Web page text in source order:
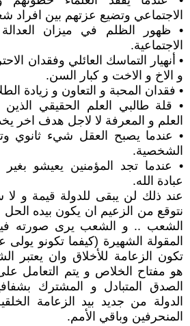
الاجتماعي وتضيع عزتهم بين افراد
• ظهور الظلم في ميزان
الاجتماعية.
• أنهيار التماسك العائلي وفقدان
و الاخ و الاخت و كبار السن.
• فقدان المحبة و التعاون و زيادة
• قلة طالبي العلم الحقيقي الذين
العلم و المعرفة لا لاجل هدف اخر
• عندما يصبح العقل شيء ثانوي
الشخصية.
• عندما تجد المؤمنين يعيشو
عبادة الله.
عند ذلك لن يبقى للدولة قيمة و
نتوقع من الزعيم ان يكون بيده الحل
الشعب .. و الشعب يرى صورته
المقولة الشهيرة (كيفما تكونو
تكون الزعامة للأخلاق وان يعتبر
هو مفتاح الخلاص و يتم التعامل
الصدق المتبادل و المشترك
الدولة من جديد بيد الزعامة
المنحرفين وباقي الأمم.